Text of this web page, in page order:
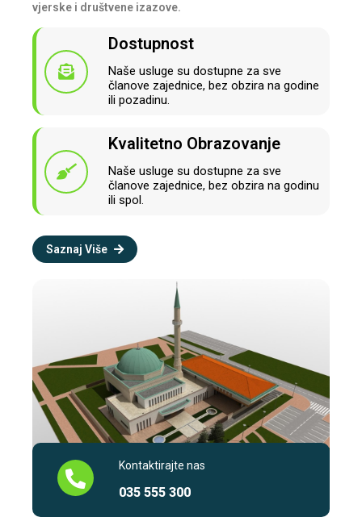
Kontaktirajte nas
035 555 300
vjerske i društvene izazove.
Dostupnost
Naše usluge su dostupne za sve
članove zajednice, bez obzira na godine
ili pozadinu.
Kvalitetno Obrazovanje
Naše usluge su dostupne za sve
članove zajednice, bez obzira na godinu
ili spol.
Saznaj Više